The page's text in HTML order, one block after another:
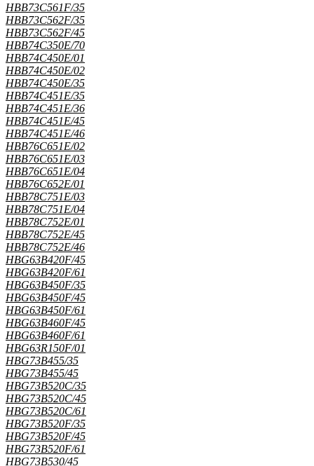
HBB73C561F/35
HBB73C562F/35
HBB73C562F/45
HBB74C350E/70
HBB74C450E/01
HBB74C450E/02
HBB74C450E/35
HBB74C451E/35
HBB74C451E/36
HBB74C451E/45
HBB74C451E/46
HBB76C651E/02
HBB76C651E/03
HBB76C651E/04
HBB76C652E/01
HBB78C751E/03
HBB78C751E/04
HBB78C752E/01
HBB78C752E/45
HBB78C752E/46
HBG63B420F/45
HBG63B420F/61
HBG63B450F/35
HBG63B450F/45
HBG63B450F/61
HBG63B460F/45
HBG63B460F/61
HBG63R150F/01
HBG73B455/35
HBG73B455/45
HBG73B520C/35
HBG73B520C/45
HBG73B520C/61
HBG73B520F/35
HBG73B520F/45
HBG73B520F/61
HBG73B530/45